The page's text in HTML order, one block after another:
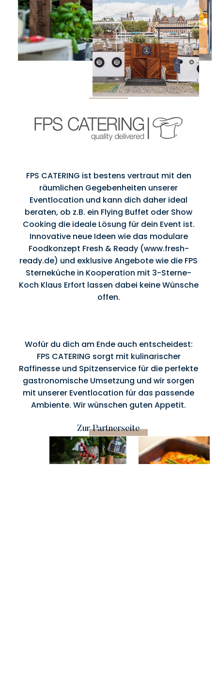
FPS CATERING ist bestens vertraut mit den
räumlichen Gegebenheiten unserer
Eventlocation und kann dich daher ideal
beraten, ob z.B. ein Flying Buffet oder Show
Cooking die ideale Lösung für dein Event ist.
Innovative neue Ideen wie das modulare
Foodkonzept Fresh & Ready (www.fresh-
ready.de) und exklusive Angebote wie die FPS
Sterneküche in Kooperation mit 3-Sterne-
Koch Klaus Erfort lassen dabei keine Wünsche
offen.
Wofür du dich am Ende auch entscheidest:
FPS CATERING sorgt mit kulinarischer
Raffinesse und Spitzenservice für die perfekte
gastronomische Umsetzung und wir sorgen
mit unserer Eventlocation für das passende
Ambiente. Wir wünschen guten Appetit.
Zur Partnerseite